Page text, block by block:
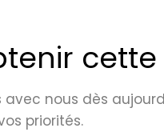
nous dès
priorités.